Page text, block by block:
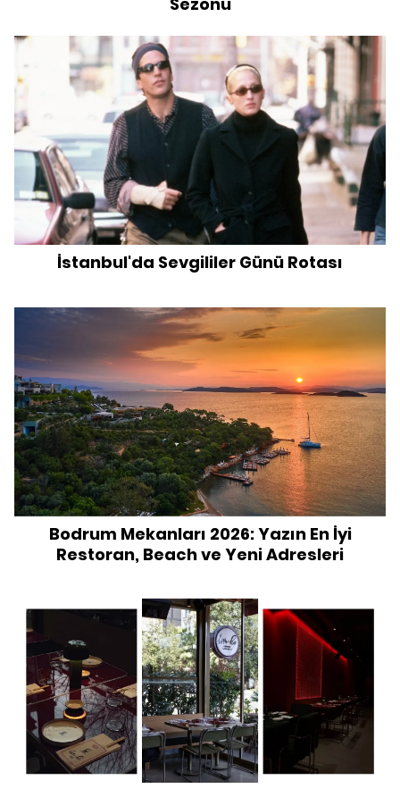
İstanbul'da Sevgililer Günü Rotası
Bodrum Mekanları 2026: Yazın En İyi
Restoran, Beach ve Yeni Adresleri